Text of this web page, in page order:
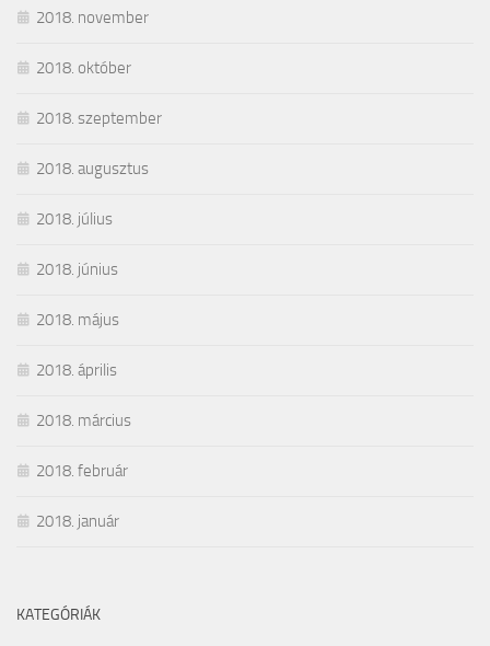
2018. november
2018. október
2018. szeptember
2018. augusztus
2018. július
2018. június
2018. május
2018. április
2018. március
2018. február
2018. január
KATEGÓRIÁK